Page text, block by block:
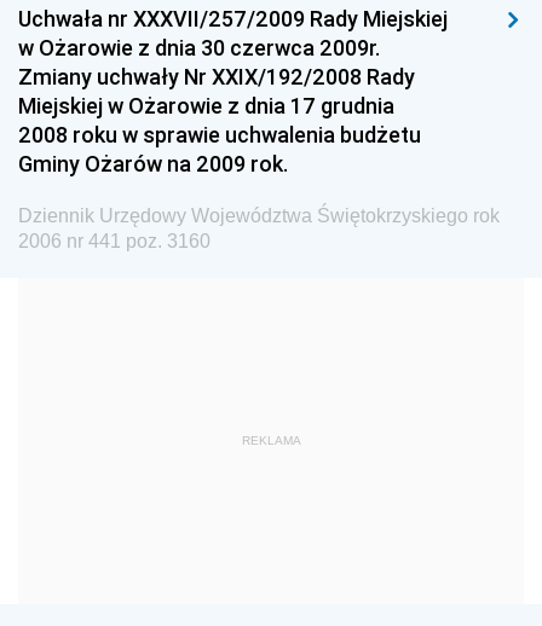
Dziennik Urzędowy Głównego Urzędu Miar
Dziennik Urzędowy Ministra Rolnictwa i Rozwoju Wsi
Dziennik Urzędowy Ministra Edukacji Narodowej i
Sportu
Dziennik Urzędowy Ministra Edukacji i Nauki
Dziennik Urzędowy Ministra Edukacji Narodowej
Dziennik Urzędowy Ministra Gospodarki Morskiej
Dziennik Urzędowy Ministra Kultury i Dziedzictwa
Uchwała nr XXXVII/257/2009 Rady Miejskiej
w Ożarowie z dnia 30 czerwca 2009r.
Zmiany uchwały Nr XXIX/192/2008 Rady
Miejskiej w Ożarowie z dnia 17 grudnia
2008 roku w sprawie uchwalenia budżetu
Gminy Ożarów na 2009 rok.
Dziennik Urzędowy Województwa Świętokrzyskiego rok
2006 nr 441 poz. 3160
REKLAMA